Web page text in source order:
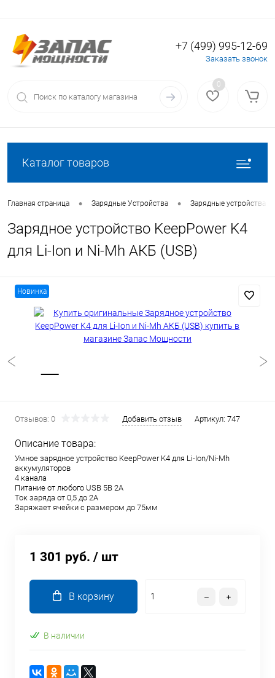
Вход Регистрация
+7 (499) 995-12-69
Заказать звонок
0
Каталог товаров
Главная страница • Зарядные Устройства • Зарядные устройства
Зарядное устройство KeepPower K4
для Li-Ion и Ni-Mh АКБ (USB)
Новинка
Отзывов: 0 Добавить отзыв Артикул: 747
Описание товара:
Умное зарядное устройство KeepPower K4 для Li-Ion/Ni-Mh
аккумуляторов
4 канала
Питание от любого USB 5В 2А
Ток заряда от 0,5 до 2А
Заряжает ячейки с размером до 75мм
1 301 руб. / шт
В корзину
В наличии